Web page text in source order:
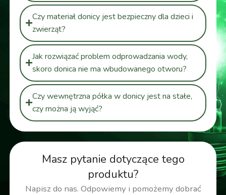
Masz pytanie dotyczące tego
produktu?
Napisz do nas. Odpowiemy i pomożemy dobrać
Czy materiał donicy jest bezpieczny dla dzieci i
zwierząt?
Jak rozwiązać problem odprowadzania wody,
skoro donica nie ma wbudowanego otworu?
Czy wewnętrzna półka w donicy jest na stałe,
czy można ją wyjąć?